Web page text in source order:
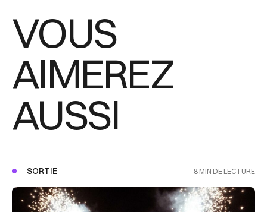
VOUS
AIMEREZ
AUSSI
SORTIE 8 MIN DE LECTURE